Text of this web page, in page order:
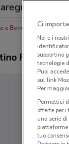
sfoglia
e Benessere nelle
Ci
Noi e i nostri
supportino
tecnologie
Puoi
sul link
Per
Permettici
offerte per
una serie
piattaforme
tuo